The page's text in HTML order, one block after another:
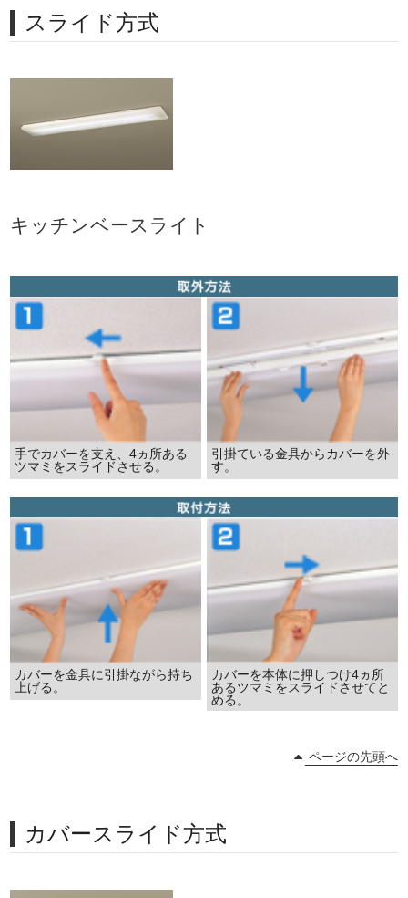
スライド方式
キッチンベースライト
手でカバーを支え、4ヵ所ある
ツマミをスライドさせる。
引掛ている金具からカバーを外
す。
カバーを金具に引掛ながら持ち
上げる。
カバーを本体に押しつけ4ヵ所
あるツマミをスライドさせてと
める。
ページの先頭へ
カバースライド方式